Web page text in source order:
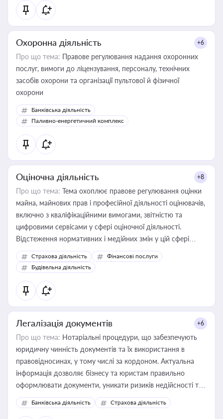
Охоронна діяльність +6
Про що тема: Правове регулювання надання охоронних
послуг, вимоги до ліцензування, персоналу, технічних
засобів охорони та організації пультової й фізичної
охорони
Банківська діяльність
Паливно-енергетичний комплекс
Оціночна діяльність +8
Про що тема: Тема охоплює правове регулювання оцінки
майна, майнових прав і професійної діяльності оцінювачів,
включно з кваліфікаційними вимогами, звітністю та
цифровими сервісами у сфері оціночної діяльності.
Відстеження нормативних і медійних змін у цій сфері
корисне для власника бізнесу, керівника, юриста або
бухгалтера під час оподаткування, приватизації, оренди
державного майна, корпоративних угод і перевірки
статусу суб'єктів оціночної діяльності
Страхова діяльність
Фінансові послуги
Будівельна діяльність
Легалізація документів +6
Про що тема: Нотаріальні процедури, що забезпечують
юридичну чинність документів та їх використання в
правовідносинах, у тому числі за кордоном. Актуальна
інформація дозволяє бізнесу та юристам правильно
оформлювати документи, уникати ризиків недійсності та
забезпечувати їх належне прийняття органами влади та
контрагентами
Банківська діяльність Страхова діяльність